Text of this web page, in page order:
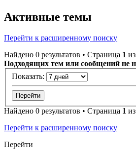
Активные темы
Перейти к расширенному поиску
Найдено 0 результатов • Страница 1 из
Подходящих тем или сообщений не
Показать:
Найдено 0 результатов • Страница 1 из
Перейти к расширенному поиску
Перейти